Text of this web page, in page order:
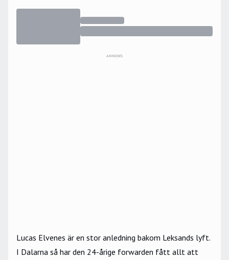
ANNONS
Lucas Elvenes är en stor anledning bakom Leksands lyft.
I Dalarna så har den 24-årige forwarden fått allt att